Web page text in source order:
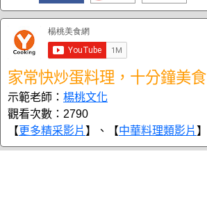
家常快炒蛋料理，十分鐘美食
示範老師： 楊桃文化
觀看次數：2790
【更多精采影片 】、【中華料理類影片 】